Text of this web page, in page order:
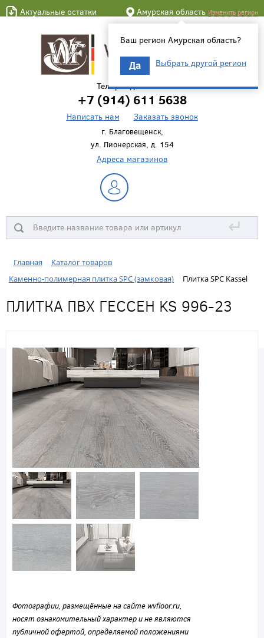
Актуальные остатки Амурская область Изменить регион
Ваш регион Амурская область?
Да Выбрать другой регион
Телефон для связи
+7 (914) 611 5638
Написать нам Заказать звонок
г. Благовещенск,
ул. Пионерская, д. 154
Адреса магазинов
↵
Главная
Каталог товаров
Каменно-полимерная плитка SPC (замковая)
Плитка SPC Kassel
ПЛИТКА ПВХ ГЕССЕН KS 996-23
Фотографии, размещённые на сайте wvfloor.ru,
носят ознакомительный характер и не являются
публичной офертой, определяемой положениями